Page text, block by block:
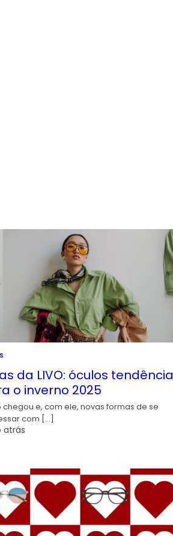
da LIVO: óculos tendência
o inverno 2025
chegou e, com ele, novas formas de se
com […]
atrás